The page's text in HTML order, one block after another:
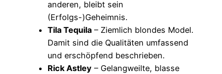
anderen, bleibt sein
(Erfolgs-)Geheimnis.
Tila Tequila – Ziemlich blondes Model.
Damit sind die Qualitäten umfassend
und erschöpfend beschrieben.
Rick Astley – Gelangweilte, blasse